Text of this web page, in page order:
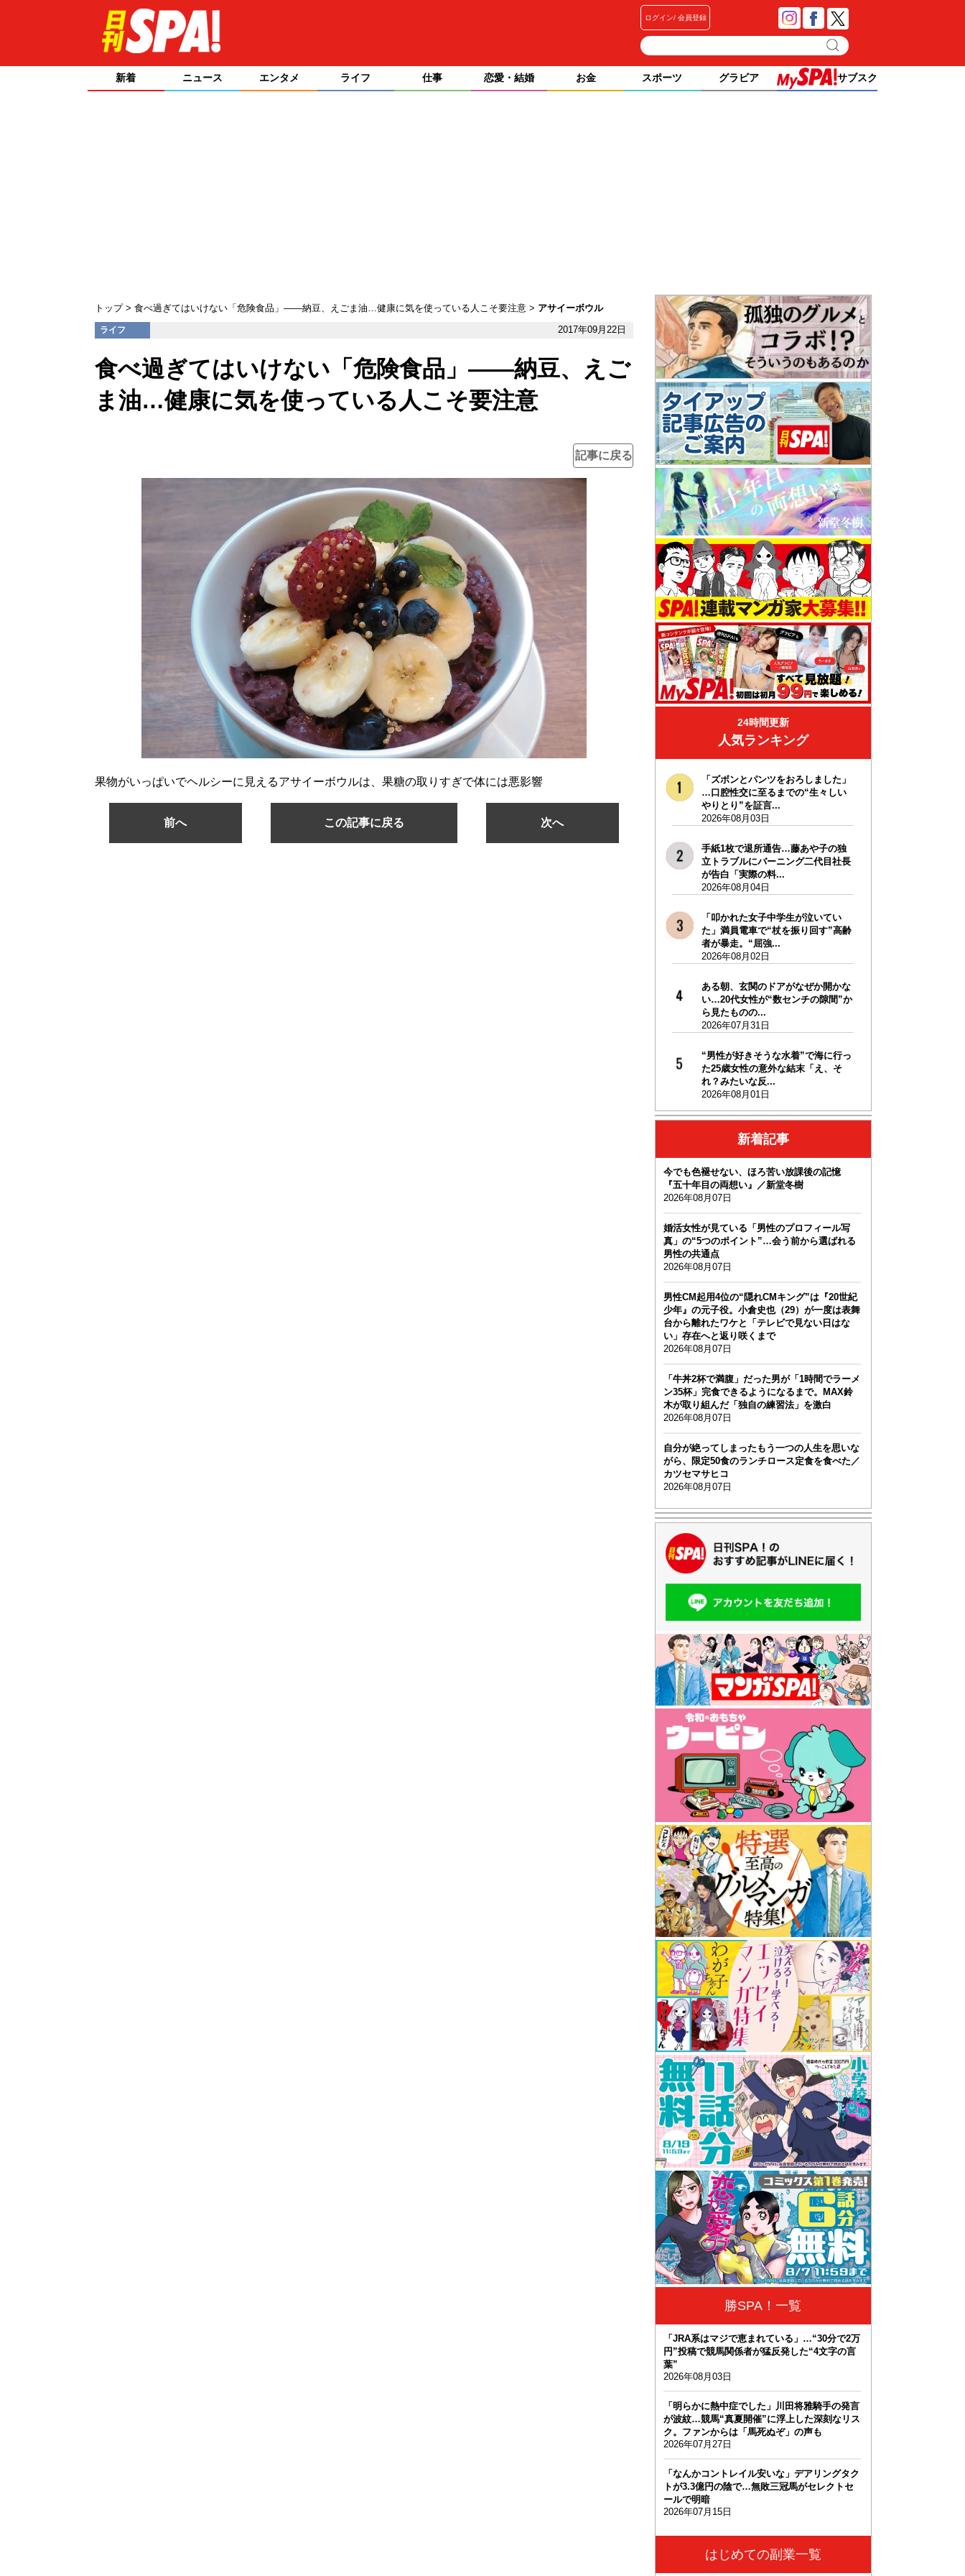
ログイン 会員登録
新着 ニュース エンタメ ライフ 仕事 恋愛・結婚 お金 スポーツ グラビア サブスク
トップ 食べ過ぎてはいけない「危険食品」――納豆、えごま油…健康に気を使っている人こそ要注意 アサイーボウル
ライフ 2017年09月22日
食べ過ぎてはいけない「危険食品」――納豆、えご
ま油…健康に気を使っている人こそ要注意
記事に戻る
果物がいっぱいでヘルシーに見えるアサイーボウルは、果糖の取りすぎで体には悪影響
前へ この記事に戻る 次へ
24時間更新
人気ランキング
「ズボンとパンツをおろしました」
…口腔性交に至るまでの“生々しい
やりとり”を証言...
2026年08月03日
手紙1枚で退所通告…藤あや子の独
立トラブルにバーニング二代目社長
が告白「実際の料...
2026年08月04日
「叩かれた女子中学生が泣いてい
た」満員電車で“杖を振り回す”高齢
者が暴走。“屈強...
2026年08月02日
ある朝、玄関のドアがなぜか開かな
い…20代女性が“数センチの隙間”か
ら見たものの...
2026年07月31日
“男性が好きそうな水着”で海に行っ
た25歳女性の意外な結末「え、そ
れ？みたいな反...
2026年08月01日
新着記事
今でも色褪せない、ほろ苦い放課後の記憶
『五十年目の両想い』／新堂冬樹
2026年08月07日
婚活女性が見ている「男性のプロフィール写
真」の“5つのポイント”…会う前から選ばれる
男性の共通点
2026年08月07日
男性CM起用4位の“隠れCMキング”は『20世紀
少年』の元子役。小倉史也（29）が一度は表舞
台から離れたワケと「テレビで見ない日はな
い」存在へと返り咲くまで
2026年08月07日
「牛丼2杯で満腹」だった男が「1時間でラーメ
ン35杯」完食できるようになるまで。MAX鈴
木が取り組んだ「独自の練習法」を激白
2026年08月07日
自分が絶ってしまったもう一つの人生を思いな
がら、限定50食のランチロース定食を食べた／
カツセマサヒコ
2026年08月07日
勝SPA！一覧
「JRA系はマジで恵まれている」…“30分で2万
円”投稿で競馬関係者が猛反発した“4文字の言
葉”
2026年08月03日
「明らかに熱中症でした」川田将雅騎手の発言
が波紋…競馬“真夏開催”に浮上した深刻なリス
ク。ファンからは「馬死ぬぞ」の声も
2026年07月27日
「なんかコントレイル安いな」デアリングタク
トが3.3億円の陰で…無敗三冠馬がセレクトセ
ールで明暗
2026年07月15日
はじめての副業一覧